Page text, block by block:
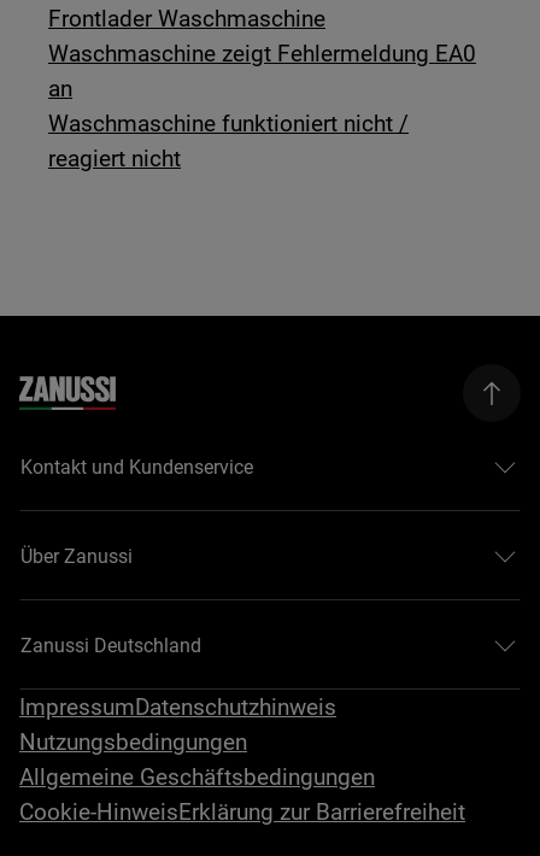
Frontlader Waschmaschine
Waschmaschine zeigt Fehlermeldung EA0
an
Waschmaschine funktioniert nicht /
reagiert nicht
Kontakt und Kundenservice
Über Zanussi
Zanussi Deutschland
ImpressumDatenschutzhinweis
Nutzungsbedingungen
Allgemeine Geschäftsbedingungen
Cookie-HinweisErklärung zur Barrierefreiheit